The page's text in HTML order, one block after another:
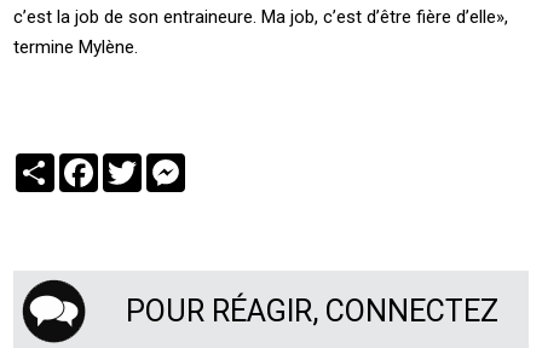
c’est la job de son entraineure. Ma job, c’est d’être fière d’elle»,
termine Mylène.
PartagerFacebook
Twitter
POUR RÉAGIR, CONNECTEZ